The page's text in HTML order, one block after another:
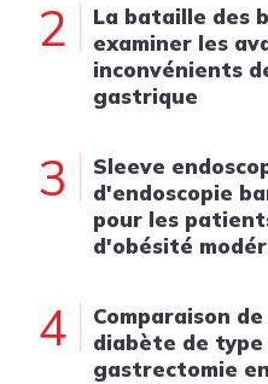
2
La bataille des
examiner les
inconvénients
gastrique
3
Sleeve
d'endoscopie
pour les
d'obésité
4
Comparaison
diabète de
gastrectomie